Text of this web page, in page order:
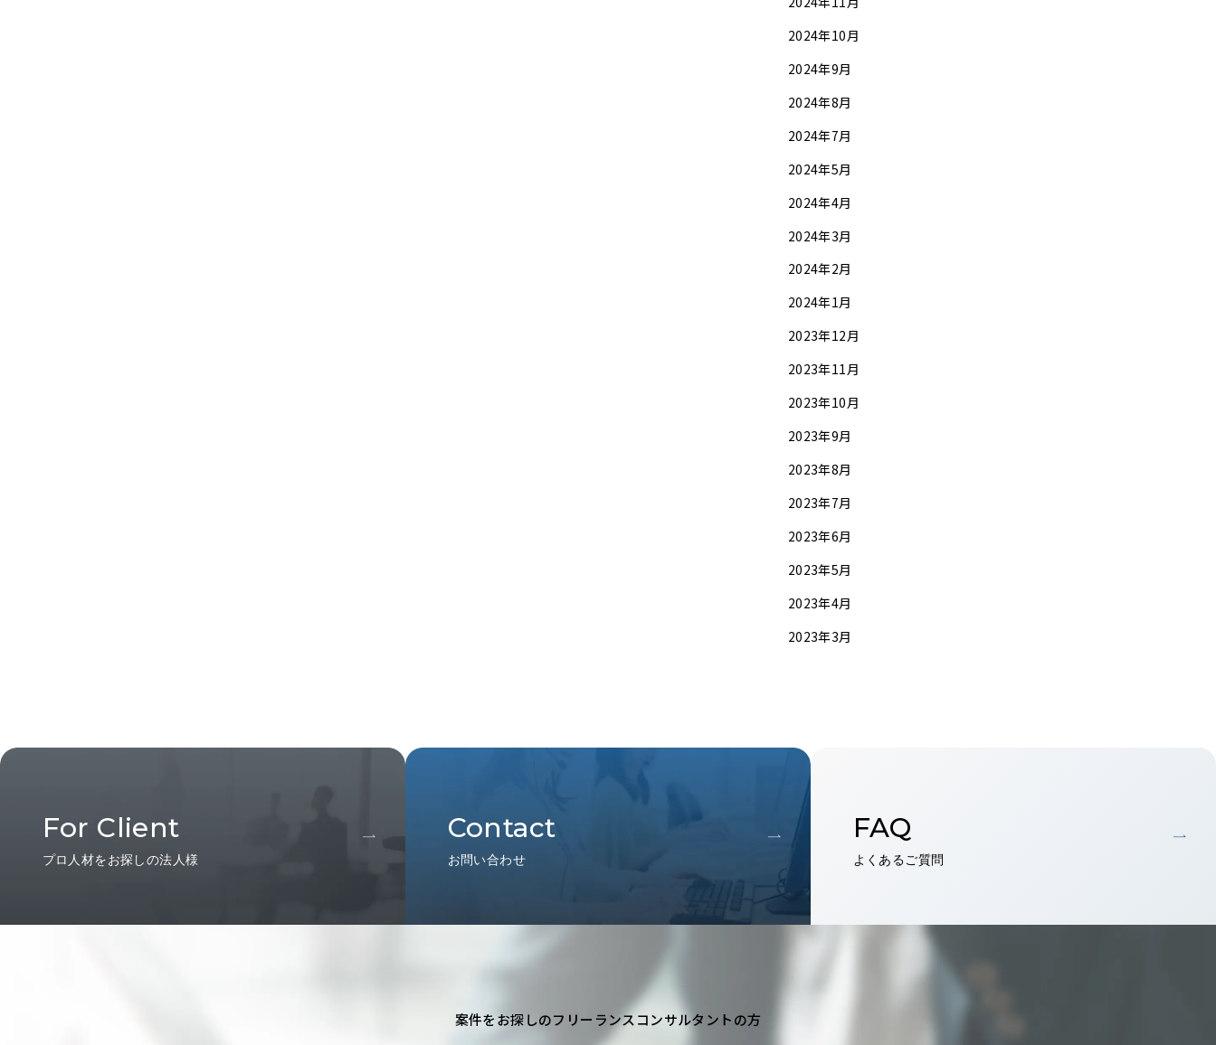
2024年10月
2024年9月
2024年8月
2024年7月
2024年5月
2024年4月
2024年3月
2024年2月
2024年1月
2023年12月
2023年11月
2023年10月
2023年9月
2023年8月
2023年7月
2023年6月
2023年5月
2023年4月
2023年3月
For Client
プロ人材をお探しの法人様
Contact
お問い合わせ
FAQ
よくあるご質問
案件をお探しのフリーランスコンサルタントの方